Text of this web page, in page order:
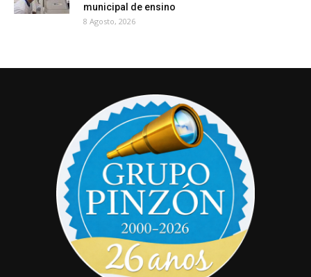
municipal de ensino
8 Agosto, 2026